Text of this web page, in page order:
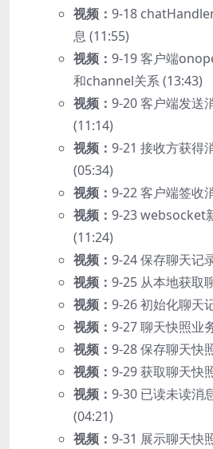
视频： 9-18
息 (11:55)
视频： 9-19 客户端
和channel关系 (13:43)
视频： 9-20 客户端发送
(11:14)
视频： 9-21 接收方获得
(05:34)
视频： 9-22 客户端签收
视频： 9-23 websocket
(11:24)
视频： 9-24 保存聊天记
视频： 9-25 从本地获取
视频： 9-26 初始化聊天
视频： 9-27 聊天快照业
视频： 9-28 保存聊天快
视频： 9-29 获取聊天快
视频： 9-30 已读未读消
(04:21)
视频： 9-31 展示聊天快